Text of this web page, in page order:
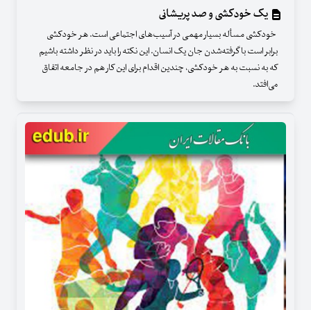
یک خودکشی و صد پریشانی
خودکشی مسأله بسیار مهمی در آسیب‌های اجتماعی است. هر خودکشی
برابر است با گرفته‌شدن جان یک انسان. این نکته را باید در نظر داشته باشیم
که به نسبت به هر خودکشی، چندین اقدام برای این کار هم در جامعه اتفاق
می‌افتد.